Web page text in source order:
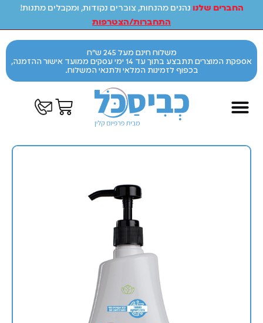
החברים שלנו נהנים מהנחות, צוברים נקודות, ומקבלים מתנות!
התחברות/הצטרפות
משלוח חינם מעל 245 ש"ח
אספקת המוצרים תתבצע בתוך עד 14 ימי עסקים ממועד אישור ההזמנה,
בכפוף לזמינות המלאי ולתנאי המשלוח.